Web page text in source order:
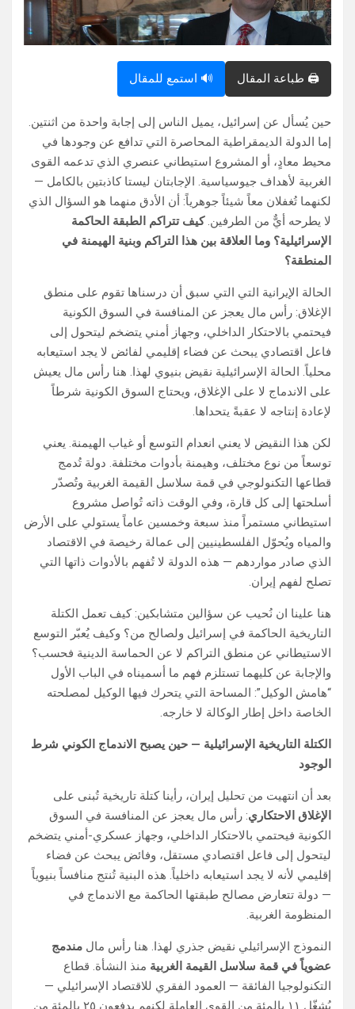
🖨️ طباعة المقال 🔊 استمع للمقال
حين يُسأل عن إسرائيل، يميل الناس إلى إجابة واحدة من اثنتين.
إما الدولة الديمقراطية المحاصرة التي تدافع عن وجودها في
محيط معادٍ، أو المشروع استيطاني عنصري الذي تدعمه القوى
الغربية لأهداف جيوسياسية. الإجابتان ليستا كاذبتين بالكامل —
لكنهما تُغفلان معاً شيئاً جوهرياً: أن الأدق منهما هو السؤال الذي
لا يطرحه أيٌّ من الطرفين.كيف تتراكم الطبقة الحاكمة
الإسرائيلية؟ وما العلاقة بين هذا التراكم وبنية الهيمنة في
المنطقة؟
الحالة الإيرانية التي التي سبق أن درسناها تقوم على منطق
الإغلاق: رأس مال يعجز عن المنافسة في السوق الكونية
فيحتمي بالاحتكار الداخلي، وجهاز أمني يتضخم ليتحول إلى
فاعل اقتصادي يبحث عن فضاء إقليمي لفائض لا يجد استيعابه
محلياً. الحالة الإسرائيلية نقيض بنيوي لهذا. هنا رأس مال يعيش
على الاندماج لا على الإغلاق، ويحتاج السوق الكونية شرطاً
لإعادة إنتاجه لا عقبةً يتحداها.
لكن هذا النقيض لا يعني انعدام التوسع أو غياب الهيمنة. يعني
توسعاً من نوع مختلف، وهيمنة بأدوات مختلفة. دولة تُدمج
قطاعها التكنولوجي في قمة سلاسل القيمة الغربية وتُصدّر
أسلحتها إلى كل قارة، وفي الوقت ذاته تُواصل مشروع
استيطاني مستمراً منذ سبعة وخمسين عاماً يستولي على الأرض
والمياه ويُحوّل الفلسطينيين إلى عمالة رخيصة في الاقتصاد
الذي صادر مواردهم — هذه الدولة لا تُفهم بالأدوات ذاتها التي
تصلح لفهم إيران.
هنا علينا ان نُحيب عن سؤالين متشابكين: كيف تعمل الكتلة
التاريخية الحاكمة في إسرائيل ولصالح من؟ وكيف يُعبّر التوسع
الاستيطاني عن منطق التراكم لا عن الحماسة الدينية فحسب؟
والإجابة عن كليهما تستلزم فهم ما أسميناه في الباب الأول
“هامش الوكيل”: المساحة التي يتحرك فيها الوكيل لمصلحته
الخاصة داخل إطار الوكالة لا خارجه.
الكتلة التاريخية الإسرائيلية — حين يصبح الاندماج الكوني شرط
الوجود
بعد أن انتهيت من تحليل إيران، رأينا كتلة تاريخية تُبنى على
الإغلاق الاحتكاري: رأس مال يعجز عن المنافسة في السوق
الكونية فيحتمي بالاحتكار الداخلي، وجهاز عسكري-أمني يتضخم
ليتحول إلى فاعل اقتصادي مستقل، وفائض يبحث عن فضاء
إقليمي لأنه لا يجد استيعابه داخلياً. هذه البنية تُنتج منافساً بنيوياً
— دولة تتعارض مصالح طبقتها الحاكمة مع الاندماج في
المنظومة الغربية.
النموذج الإسرائيلي نقيض جذري لهذا. هنا رأس مال مندمج
عضوياً في قمة سلاسل القيمة الغربية منذ النشأة. قطاع
التكنولوجيا الفائقة — العمود الفقري للاقتصاد الإسرائيلي —
يُشغّل ١١ بالمئة من القوى العاملة لكنهم يدفعون ٢٥ بالمئة من